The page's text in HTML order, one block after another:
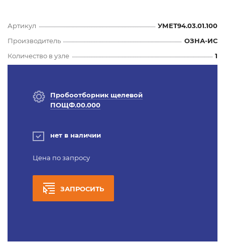
Артикул
УМЕТ94.03.01.100
Производитель
ОЗНА-ИС
Количество в узле
1
Пробоотборник щелевой
ПОЩФ.00.000
нет в наличии
Цена по запросу
ЗАПРОСИТЬ